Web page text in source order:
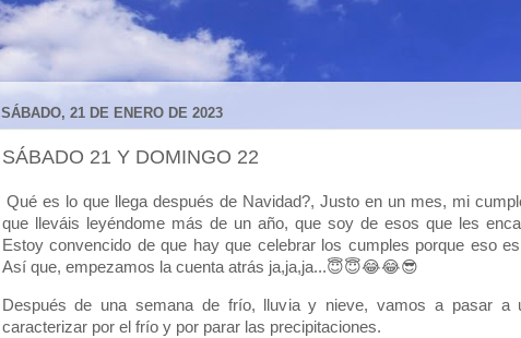
SÁBADO, 21 DE ENERO DE 2023
SÁBADO 21 Y DOMINGO 22
Qué es lo que llega después de Navidad?, Justo en un mes, mi
que lleváis leyéndome más de un año, que soy de esos que les
Estoy convencido de que hay que celebrar los cumples porque eso
Así que, empezamos la cuenta atrás ja,ja,ja...😇😇😂😂😎
Después de una semana de frío, lluvia y nieve, vamos a pasar
caracterizar por el frío y por parar las precipitaciones.